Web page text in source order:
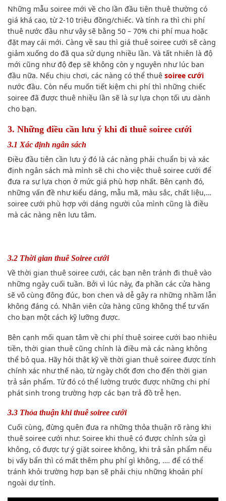
Những mẫu soiree mới về cho lần đầu tiên thuê thường có
giá khá cao, từ 2-10 triệu đồng/chiếc. Và tính ra thì chi phí
thuê nước đầu như vậy sẽ bằng 50 – 70% chi phí mua hoặc
đặt may cái mới. Càng về sau thì giá thuê soiree cưới sẽ càng
giảm xuống do đã qua sử dụng nhiều lần. Và tất nhiên là độ
mới cũng như độ đẹp sẽ không còn y nguyên như lúc ban
đầu nữa. Nếu chịu chơi, các nàng có thể thuê soiree cưới
nước đầu. Còn nếu muốn tiết kiệm chi phí thì những chiếc
soiree đã được thuê nhiều lần sẽ là sự lựa chọn tối ưu dành
cho bạn.
3. Những điều cần lưu ý khi đi thuê soiree cưới
3.1 Xác định ngân sách
Điều đầu tiên cần lưu ý đó là các nàng phải chuẩn bị và xác
định ngân sách mà mình sẽ chi cho việc thuê soiree cưới để
đưa ra sự lựa chọn ở mức giá phù hợp nhất. Bên cạnh đó,
những vấn đề như kiểu dáng, mẫu mã, màu sắc, chất liệu,…
soiree cưới phù hợp với dáng người của mình cũng là điều
mà các nàng nên lưu tâm.
3.2 Thời gian thuê Soiree cưới
Về thời gian thuê soiree cưới, các bạn nên tránh đi thuê vào
những ngày cuối tuần. Bởi vì lúc này, đa phần các cửa hàng
sẽ vô cùng đông đúc, bon chen và dễ gây ra những nhầm lẫn
không đáng có. Nhân viên cửa hàng cũng không thể tư vấn
cho bạn một cách kỹ lưỡng được.
Bên cạnh mối quan tâm về chi phí thuê soiree cưới bao nhiêu
tiền, thời gian thuê cũng chính là điều mà các nàng không
thể bỏ qua. Hãy hỏi thật kỹ về thời gian thuê soiree được tính
chính xác như thế nào, từ ngày chốt đơn cho đến thời gian
trả sản phẩm. Từ đó có thể lường trước được những chi phí
phát sinh trong trường hợp các bạn trả đồ trễ hẹn.
3.3 Thỏa thuận khi thuê soiree cưới
Cuối cùng, đừng quên đưa ra những thỏa thuận rõ ràng khi
thuê soiree cưới như: Soiree khi thuê có được chỉnh sửa gì
không, có được tự ý giặt soiree không, khi trả sản phẩm nếu
bị vấy bẩn thì có mất thêm phụ phí gì không, …. để có thể
tránh khỏi trường hợp bạn sẽ phải chịu những khoản phí
ngoài dự tính.